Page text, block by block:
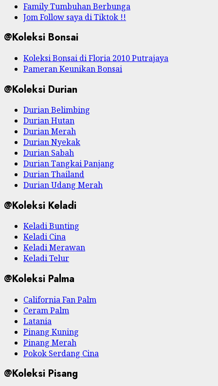
Family Tumbuhan Berbunga
Jom Follow saya di Tiktok !!
@Koleksi Bonsai
Koleksi Bonsai di Floria 2010 Putrajaya
Pameran Keunikan Bonsai
@Koleksi Durian
Durian Belimbing
Durian Hutan
Durian Merah
Durian Nyekak
Durian Sabah
Durian Tangkai Panjang
Durian Thailand
Durian Udang Merah
@Koleksi Keladi
Keladi Bunting
Keladi Cina
Keladi Merawan
Keladi Telur
@Koleksi Palma
California Fan Palm
Ceram Palm
Latania
Pinang Kuning
Pinang Merah
Pokok Serdang Cina
@Koleksi Pisang